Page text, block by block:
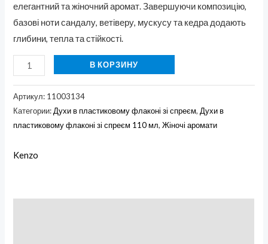
елегантний та жіночний аромат. Завершуючи композицію,
базові ноти сандалу, ветіверу, мускусу та кедра додають
глибини, тепла та стійкості.
В КОРЗИНУ
Артикул: 11003134
Категории:Духи в пластиковому флаконі зі спреєм,Духи в
пластиковому флаконі зі спреєм 110 мл,Жіночі аромати
Kenzo